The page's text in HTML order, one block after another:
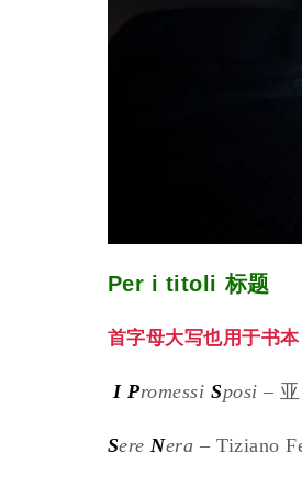
Per i titoli 标题
首字母大写也用于书
I PromessiSposi –
Sere Nera – Tiziano